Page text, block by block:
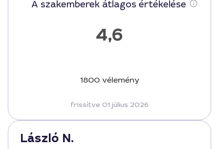
A szakemberek átlagos értékelése
4,6
1800 vélemény
frissítve 01 július 2026
László N.